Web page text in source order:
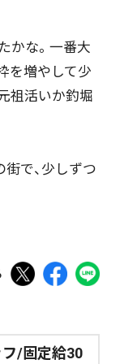
かな。一番大
を増やして少
祖活いか釣堀
で、少しずつ
/固定給30